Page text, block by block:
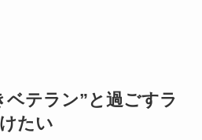
ベテラン”と過ごすラ
たい